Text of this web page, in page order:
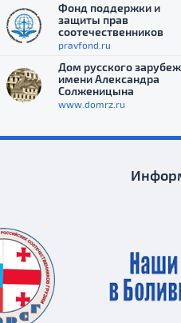
Фонд поддержки и
защиты прав
соотечественников
pravfond.ru
Дом русского
имени Александра
Солженицына
www.domrz.ru